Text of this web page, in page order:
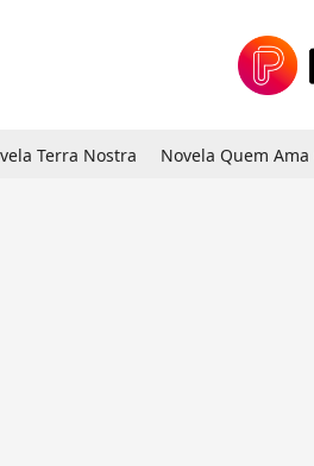
Terra Nostra Novela Quem Ama